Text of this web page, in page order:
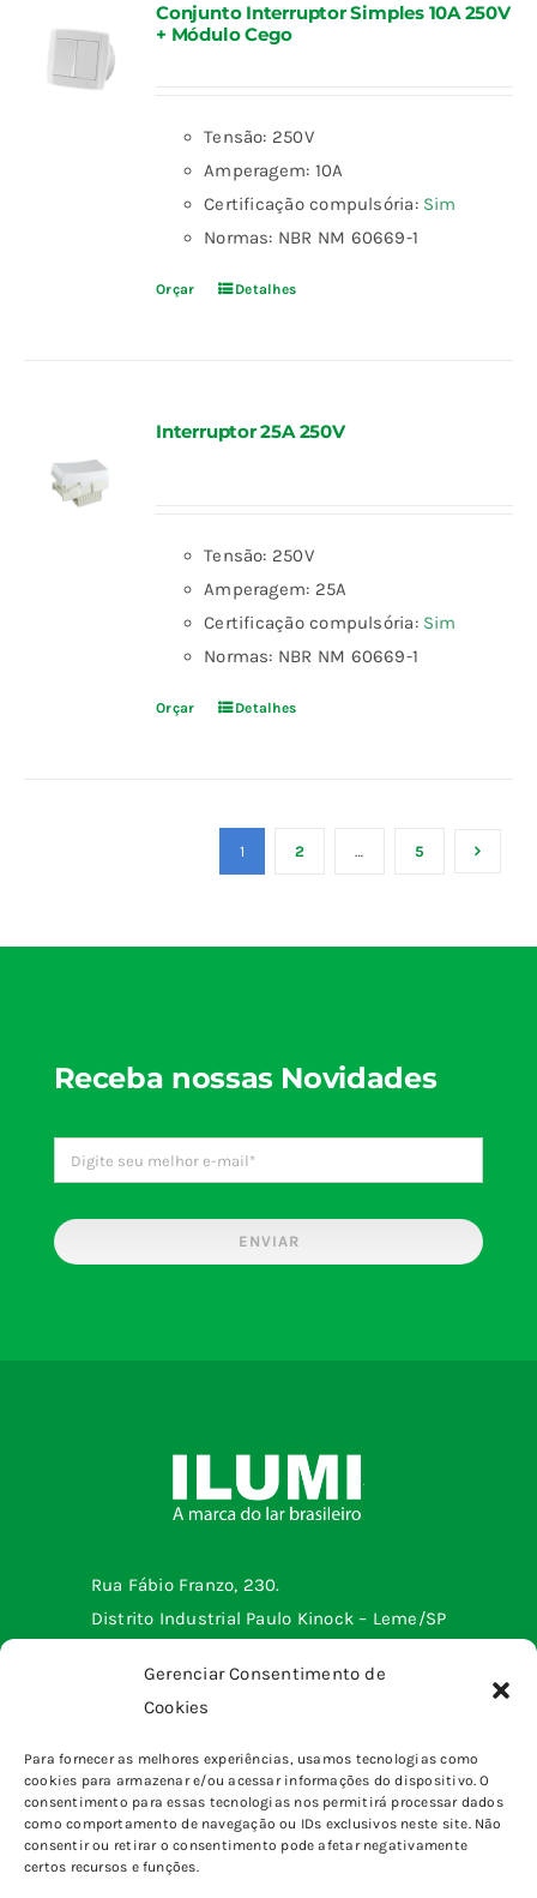
Gerenciar Consentimento de
Cookies
Para fornecer as melhores experiências, usamos tecnologias como
cookies para armazenar e/ou acessar informações do dispositivo. O
consentimento para essas tecnologias nos permitirá processar dados
como comportamento de navegação ou IDs exclusivos neste site. Não
consentir ou retirar o consentimento pode afetar negativamente
certos recursos e funções.
Conjunto Interruptor Simples 10A 250V
+ Módulo Cego
Tensão: 250V
Amperagem: 10A
Certificação compulsória:Sim
Normas: NBR NM 60669-1
Orçar Detalhes
Interruptor 25A 250V
Tensão: 250V
Amperagem: 25A
Certificação compulsória: Sim
Normas: NBR NM 60669-1
Orçar Detalhes
1 2 … 5
Receba nossas Novidades
ENVIAR
Rua Fábio Franzo, 230.
Distrito Industrial Paulo Kinock – Leme/SP
Tomadas e interruptores
Sobrepor
pinos, plugues e adaptadores
Produtos
Home